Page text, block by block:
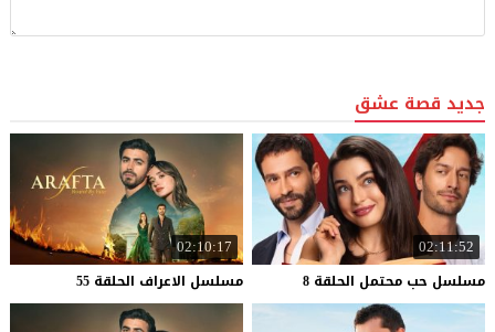
جديد قصة عشق
02:11:52
مسلسل حب محتمل الحلقة 8
02:10:17
مسلسل الاعراف الحلقة 55